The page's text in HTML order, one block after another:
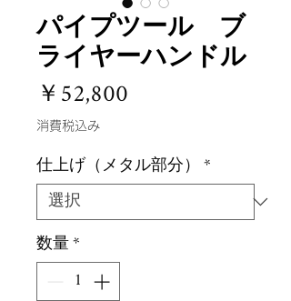
パイプツール ブ
ライヤーハンドル
￥52,800
消費税込み
仕上げ（メタル部分） *
数量*